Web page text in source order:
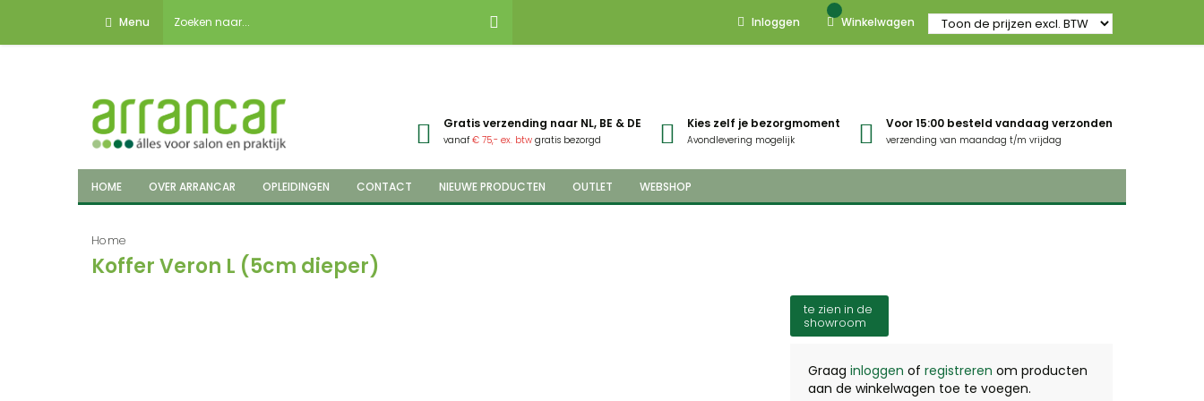
Menu Inloggen Winkelwagen
Gratis verzending naar NL, BE & DE
vanaf€ 75,- ex. btw gratis bezorgd
Kies zelf je bezorgmoment
Avondlevering mogelijk
Voor 15:00 besteld vandaag verzonden
verzending van maandag t/m vrijdag
HOME OVER ARRANCAR OPLEIDINGEN CONTACT NIEUWE PRODUCTEN OUTLET WEBSHOP
Home
Koffer Veron L (5cm dieper)
te zien in de
showroom
Graag inloggen of registreren om producten
aan de winkelwagen toe te voegen.